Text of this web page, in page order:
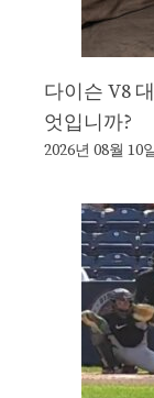
다이슨 V8
엇입니까?
2026년 08월 10